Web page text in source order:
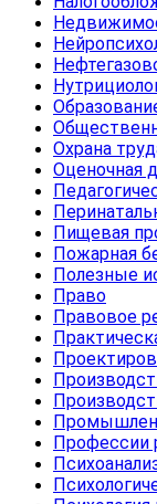
Охрана
Оценочная
Пищевая
Пожарная
Полезные
Право
Правовое
Профессии